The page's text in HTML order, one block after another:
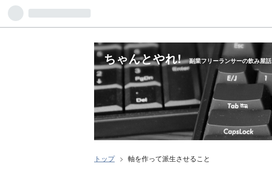
ちゃんとやれ! 副業フリーランサーの飲み屋話
トップ > 軸を作って派生させること